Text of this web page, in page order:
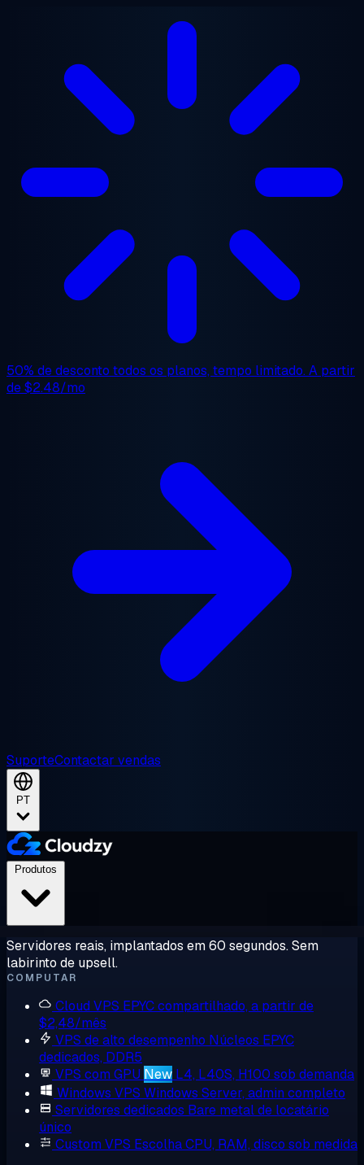
Saltar para o conteúdo principal
50% de desconto todos os planos, tempo limitado. A partir
de$2.48/mo
SuporteContactar vendas
PT
Servidores reais, implantados em 60 segundos. Sem
labirinto de upsell.
COMPUTAR
Cloud VPS EPYC compartilhado, a partir de
$2,48/mês
VPS de alto desempenho Núcleos EPYC
dedicados, DDR5
VPS com GPU New L4, L40S, H100 sob demanda
Windows VPS Windows Server, admin completo
Servidores dedicados Bare metal de locatário
único
Custom VPS Escolha CPU, RAM, disco sob medida